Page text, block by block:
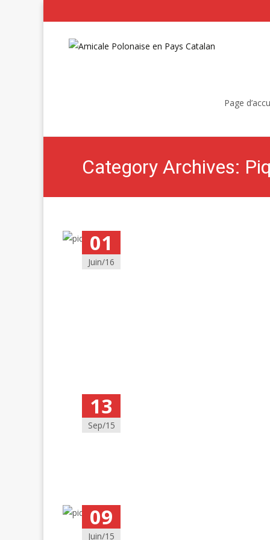
Page
Category Archives:
01
Juin/16
13
Sep/15
09
Juin/15